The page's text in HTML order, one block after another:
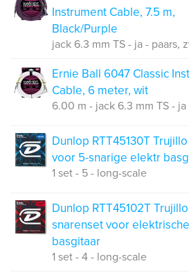
Instrument Cable, 7.5 m,
Black/Purple
jack 6.3 mm TS - ja - paars,
Ernie Ball 6047 Classic
Cable, 6 meter, wit
6.00 m - jack 6.3 mm TS - ja
Dunlop RTT45130T
voor 5-snarige elektr
1 set - 5 - long-scale
Dunlop RTT45102T Trujillo
snarenset voor elektrische
basgitaar
1 set - 4 - long-scale